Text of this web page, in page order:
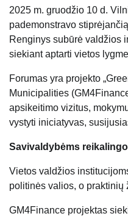
2025 m. gruodžio 10 d.
pademonstravo
Renginys subūrė valdžios
siekiant aptarti vietos
Forumas yra projekto
Municipalities
apsikeitimo vizitus,
vystyti iniciatyvas,
Savivaldybėms
Vietos valdžios
politinės valios, o praktinių
GM4Finance projektas